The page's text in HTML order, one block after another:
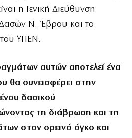
η Γενική Διεύθυνση
Ν. Έβρου και το
ΥΠΕΝ.
αυτών αποτελεί ένα
θα συνεισφέρει στην
δασικού
τη διάβρωση και τη
στον ορεινό όγκο και